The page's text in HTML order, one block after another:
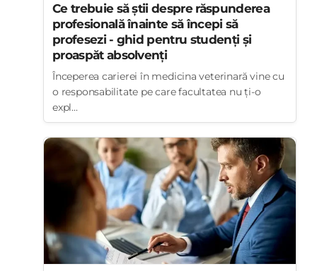
Ce trebuie să știi despre răspunderea
profesională înainte să începi să
profesezi - ghid pentru studenți și
proaspăt absolvenți
Începerea carierei în medicina veterinară vine cu
o responsabilitate pe care facultatea nu ți-o
expl...